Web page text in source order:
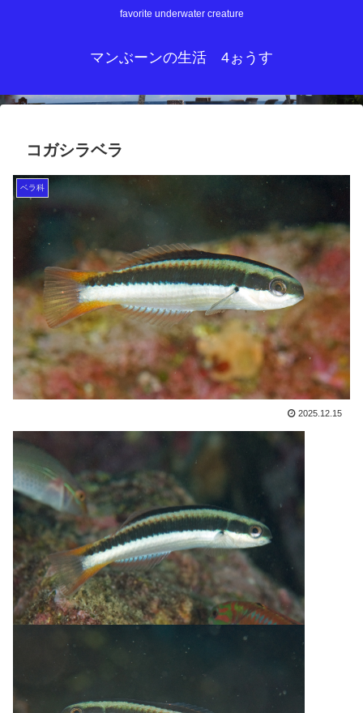
favorite underwater creature
マンぶーンの生活 4ぉうす
コガシラベラ
ベラ科
2025.12.15